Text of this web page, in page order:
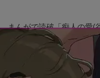
まんがで読破「痴人の愛(
とめていきます。